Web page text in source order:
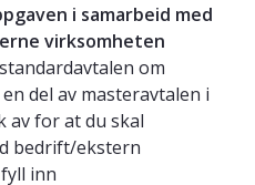
i samarbeid med
virksomheten
om
del av masteravtalen i
av for at du skal
bedrift/ekstern
inn